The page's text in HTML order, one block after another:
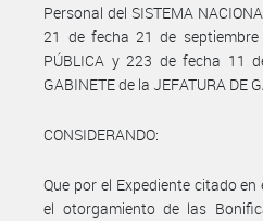
Personal del SISTEMA
21 de fecha 21 de septiembre
PÚBLICA y 223 de fecha 11
GABINETE de la JEFATURA DE
CONSIDERANDO:
Que por el Expediente citado
el otorgamiento de las